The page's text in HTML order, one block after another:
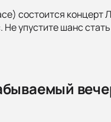
состоится концерт
упустите шанс